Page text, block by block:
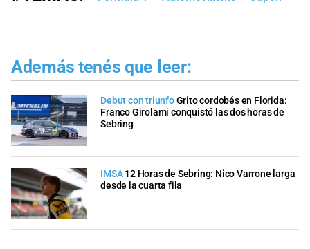
Además tenés que leer:
Debut con triunfoGrito cordobés en Florida:
Franco Girolami conquistó las dos horas de
Sebring
IMSA 12 Horas de Sebring: Nico Varrone larga
desde la cuarta fila